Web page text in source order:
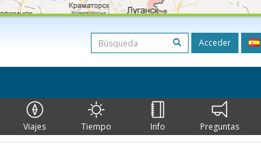
Acceder
Viajes Tiempo Info Preguntas